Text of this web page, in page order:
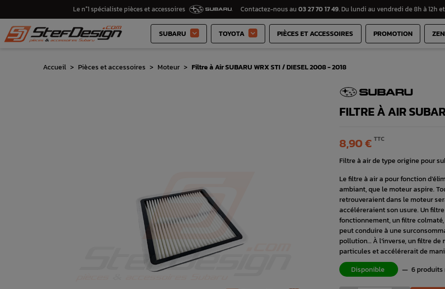
Le n°1 spécialiste pièces et accessoires Contactez-nous au 03 27 70 17 49. Du lundi au vendredi de 8h à 12h et
SUBARU  TOYOTA  PIÈCES ET ACCESSOIRES PROMOTION
Accueil Pièces et accessoires Moteur Filtre à Air SUBARU WRX STI / DIESEL 2008 - 2018
FILTRE À AIR
8,90 € TTC
Filtre à air de type origine pour
Le filtre à air a pour fonction
ambiant, que le moteur aspire.
retrouveraient dans le moteur
accéléreraient son usure. Un
fonctionnement, un filtre
peut conduire à une
pollution… À l’inverse, un filtre
particules et accélérerait de
Disponible
— 6